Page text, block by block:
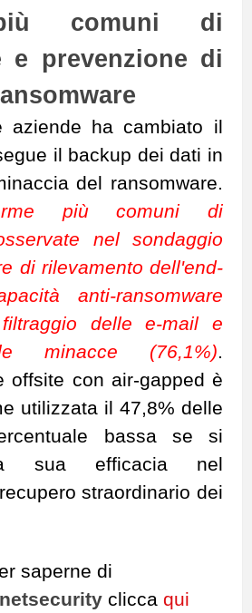
comuni di
e prevenzione di
aziende ha cambiato il
il backup dei dati in
del ransomware.
più comuni di
nel sondaggio
di rilevamento dell'end-
anti-ransomware
delle e-mail e
minacce (76,1%).
offsite con air-gapped è
utilizzata il 47,8% delle
bassa se si
sua efficacia nel
straordinario dei
saperne di
clicca qui